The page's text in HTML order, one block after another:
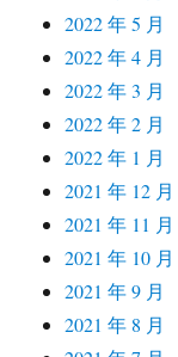
2022 年 5 月
2022 年 4 月
2022 年 3 月
2022 年 2 月
2022 年 1 月
2021 年 12 月
2021 年 11 月
2021 年 10 月
2021 年 9 月
2021 年 8 月